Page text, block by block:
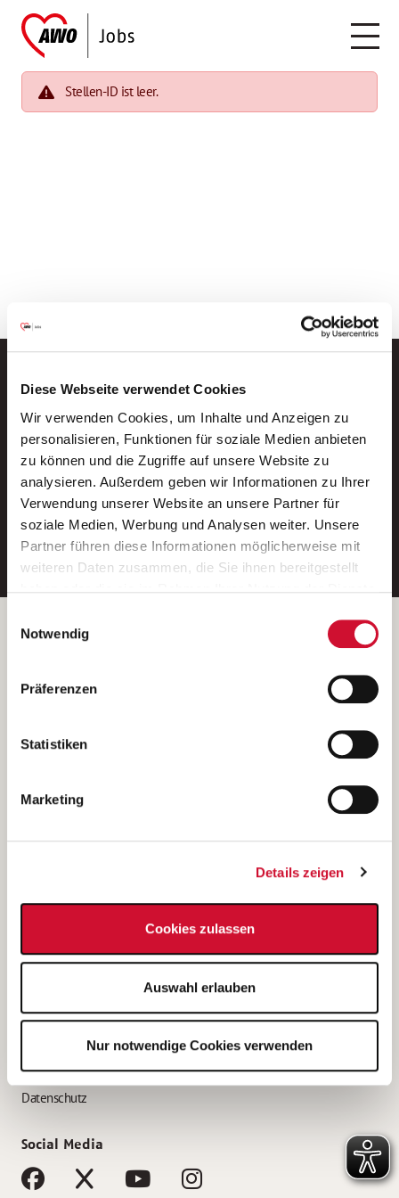
Diese Webseite verwendet Cookies
Wir verwenden Cookies, um Inhalte und Anzeigen zu
personalisieren, Funktionen für soziale Medien anbieten
zu können und die Zugriffe auf unsere Website zu
analysieren. Außerdem geben wir Informationen zu Ihrer
Verwendung unserer Website an unsere Partner für
soziale Medien, Werbung und Analysen weiter. Unsere
Partner führen diese Informationen möglicherweise mit
weiteren Daten zusammen, die Sie ihnen bereitgestellt
Wenn Sie auf „Cookies zulassen“ klicken, so stimmen
Sie der Speicherung sämtlicher Cookies zu. Sie können
Ihre Einwilligung selbstverständlich jederzeit widerrufen,
indem Sie die Cookie-Einstellungen aufrufen und diese
unsererDatenschutzerklärung
Notwendig
Präferenzen
Statistiken
Marketing
Details zeigen
Cookies zulassen
Auswahl erlauben
Nur notwendige Cookies verwenden
Stellen-ID ist leer.
Neue Stellen per E-Mail.
Ein kostenloser Service von AWO
Jobs.
E-Mail-Adresse eintragen
Betreiber der Webseite
Kantstraße 45a
(Ein Tochterunternehmen des AWO Bezirksverbandes Unterfranken
e.V.)
Bewerbung als Altenpflegehelfer*in
Bewerbung als Erzieher*in
AWO Gliederungen nach Bundesland
Impressum
Datenschutz
Social Media